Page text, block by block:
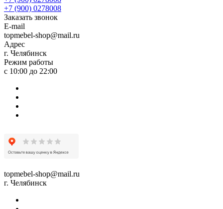
+7 (900) 0278008
Заказать звонок
E-mail
topmebel-shop@mail.ru
Адрес
г. Челябинск
Режим работы
с 10:00 до 22:00
topmebel-shop@mail.ru
г. Челябинск